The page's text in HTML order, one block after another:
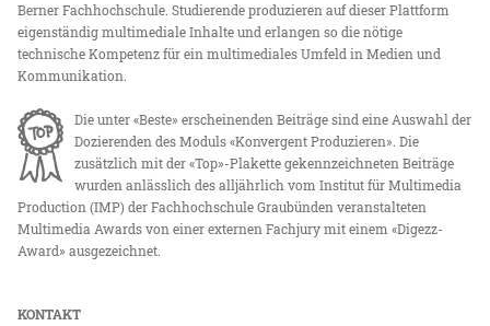
Berner Fachhochschule. Studierende produzieren auf dieser Plattform
eigenständig multimediale Inhalte und erlangen so die nötige
technische Kompetenz für ein multimediales Umfeld in Medien und
Kommunikation.
Die unter «Beste» erscheinenden Beiträge sind eine Auswahl der
Dozierenden des Moduls «Konvergent Produzieren». Die
zusätzlich mit der «Top»-Plakette gekennzeichneten Beiträge
wurden anlässlich des alljährlich vom Institut für Multimedia
Production (IMP) der Fachhochschule Graubünden veranstalteten
Multimedia Awards von einer externen Fachjury mit einem «Digezz-
Award» ausgezeichnet.
KONTAKT